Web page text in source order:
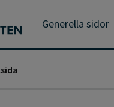
Generella sidor